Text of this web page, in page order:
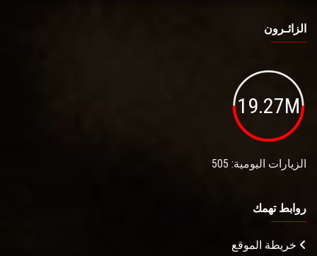
الزائـرون
19.27M
الزيارات اليومية: 505
روابط تهمك
خريطة الموقع